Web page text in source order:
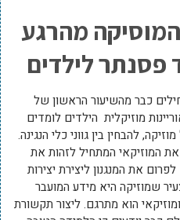
המוסיקה מהרגע
פסנתר לילדים
כבר מהשיעור הראשון של
מוזיקלית הילדים לומדים
להבחין בין גווני כלי הנגינה.
המוזיקאי המתחיל לזהות את
את המנגנון ליצירת יצירות
שמוזיקה היא מידע המועבר
הוא מתרגם. ליצור תקשורת